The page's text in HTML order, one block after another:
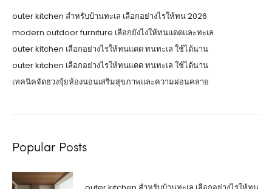
outer kitchen สำหรับบ้านทะเล เลือกอย่างไรให้ทน 2026
modern outdoor furniture เลือกยังไงให้ทนแดดและทะเล
outer kitchen เลือกอย่างไรให้ทนแดด ทนทะเล ใช้ได้นาน
outer kitchen เลือกอย่างไรให้ทนแดด ทนทะเล ใช้ได้นาน
เทคนิคจัดฮวงจุ้ยห้องนอนเสริมสุขภาพและความผ่อนคลาย
Popular Posts